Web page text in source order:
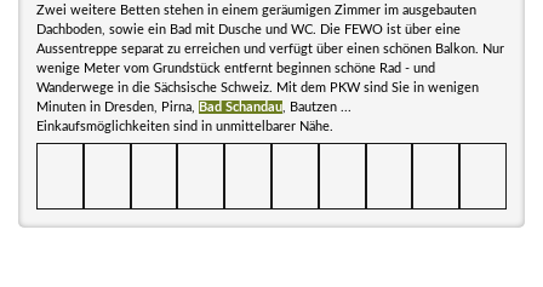
Zwei weitere Betten stehen in einem geräumigen Zimmer im ausgebauten
Dachboden, sowie ein Bad mit Dusche und WC. Die FEWO ist über eine
Aussentreppe separat zu erreichen und verfügt über einen schönen Balkon. Nur
wenige Meter vom Grundstück entfernt beginnen schöne Rad - und
Wanderwege in die Sächsische Schweiz. Mit dem PKW sind Sie in wenigen
Minuten in Dresden, Pirna,
Bad Schandau , Bautzen ...
Einkaufsmöglichkeiten sind in unmittelbarer Nähe.